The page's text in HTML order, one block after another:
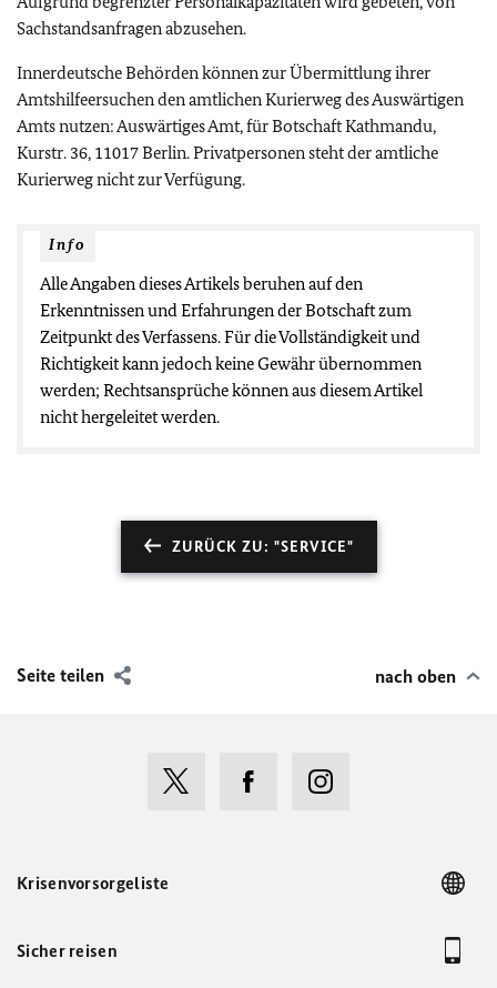
Sachstandsanfragen abzusehen.
Innerdeutsche Behörden können zur Übermittlung ihrer
Amtshilfeersuchen den amtlichen Kurierweg des Auswärtigen
Amts nutzen: Auswärtiges Amt, für Botschaft Kathmandu,
Kurstr. 36, 11017 Berlin. Privatpersonen steht der amtliche
Kurierweg nicht zur Verfügung.
Info
Alle Angaben dieses Artikels beruhen auf den
Erkenntnissen und Erfahrungen der Botschaft zum
Zeitpunkt des Verfassens. Für die Vollständigkeit und
Richtigkeit kann jedoch keine Gewähr übernommen
werden; Rechtsansprüche können aus diesem Artikel
nicht hergeleitet werden.
ZURÜCK ZU: "SERVICE"
Seite teilen nach oben
Krisenvorsorgeliste
Sicher reisen